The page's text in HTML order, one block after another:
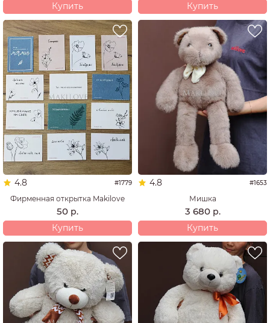
Купить
Купить
4.8 #1779
Фирменная открытка Makilove
50 р.
Купить
4.8 #1653
Мишка
3 680 р.
Купить